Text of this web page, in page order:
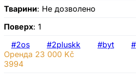
Тварини: Не дозволено
Поверх: 1
#2os
#2pluskk #byt
Оренда 23 000 Kč
3994